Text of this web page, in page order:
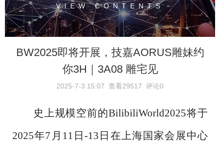
VIEW CONTENTS
BW2025即将开展，技嘉AORUS雕妹约
你3H｜3A08 雕宅见
2025-7-3 15:07 查看29517 评论0
史上规模空前的BilibiliWorld2025将于
2025年7月11日-13日在上海国家会展中心